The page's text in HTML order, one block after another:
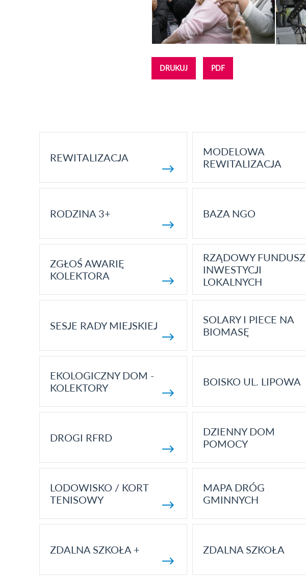
DRUKUJ PDF
REWITALIZACJA
MODELOWA
REWITALIZACJA
RODZINA 3+ BAZA NGO
ZGŁOŚ AWARIĘ
KOLEKTORA
RZĄDOWY FUNDUSZ
INWESTYCJI
LOKALNYCH
SESJE RADY MIEJSKIEJ
SOLARY I PIECE NA
BIOMASĘ
EKOLOGICZNY DOM -
KOLEKTORY
BOISKO UL. LIPOWA
DROGI RFRD
DZIENNY DOM
POMOCY
LODOWISKO / KORT
TENISOWY
MAPA DRÓG
GMINNYCH
ZDALNA SZKOŁA + ZDALNA SZKOŁA